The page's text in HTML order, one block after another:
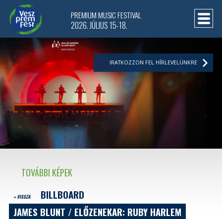
TOVÁBBI KÉPEK
« VISSZA
BILLBOARD
JAMES BLUNT / ELŐZENEKAR: RUBY HARLEM
PREMIUM MUSIC FESTIVAL
2026. JÚLIUS 15-18.
IRATKOZZON FEL HÍRLEVELÜNKRE